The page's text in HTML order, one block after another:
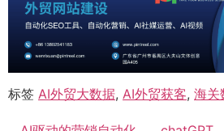
标签 AI外贸大数据, AI外贸获客, 海关